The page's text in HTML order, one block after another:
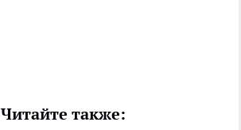
Читайте также: